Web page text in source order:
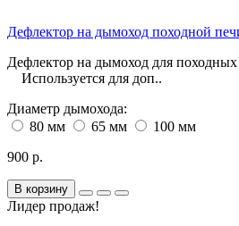
Дефлектор на дымоход походной
Дефлектор на дымоход для походных
Используется для доп..
Диаметр дымохода:
80 мм
65 мм
100 мм
900 р.
В корзину
Лидер продаж!